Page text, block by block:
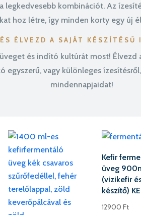
legkedvesebb kombinációt. Az
hoz létre, így minden korty egy új
ÉLVEZD A SAJÁT KÉSZÍTÉSŰ
és indító kultúrát most!
egyszerű, vagy különleges
mindennapjaidat!
Kefir
üveg
(vizikefir
készítő)
12900Ft